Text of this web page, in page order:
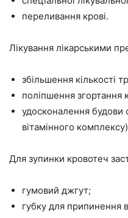
переливання крові.
Лікування лікарськими
збільшення кількості
поліпшення згортання
удосконалення будови
вітамінного
Для зупинки кровотеч
гумовий джгут;
губку для припинення